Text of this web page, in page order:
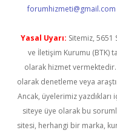
forumhizmeti@gmail.com
Yasal Uyarı: Sitemiz, 5651
ve İletişim Kurumu (BTK)
olarak hizmet
olarak denetleme veya
Ancak, üyelerimiz
siteye üye olarak bu
sitesi, herhangi bir marka,